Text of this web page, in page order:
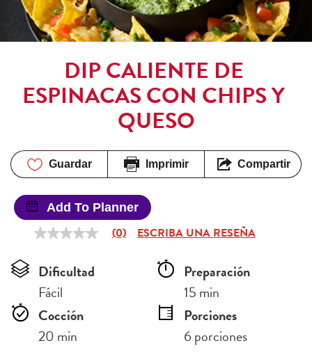
DIP CALIENTE DE
ESPINACAS CON CHIPS Y
QUESO
Guardar Imprimir Compartir
Add To Planner
Sin
en
misma
(0) ESCRIBA UNA RESEÑA
Dificultad
Fácil
Preparación
15 min
Cocción
20 min
Porciones
6 porciones